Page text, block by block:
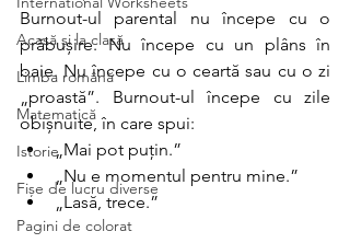
Acasă și la clasă
Limba română
Matematică
Istorie
Fișe de lucru diverse
Pagini de colorat
Burnout-ul parental nu începe cu o
prăbușire. Nu începe cu un plâns în
baie. Nu începe cu o ceartă sau cu o zi
„proastă”. Burnout-ul începe cu zile
obișnuite, în care spui:
„Mai pot puțin.”
„Nu e momentul pentru mine.”
„Lasă, trece.”